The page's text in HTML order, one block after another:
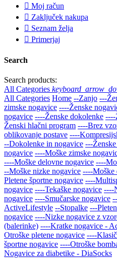
 Moj račun
 Zaključek nakupa
 Seznam želja
 Primerjaj
Search
Search products:
All Categories
All Categories Home --Zanjo ---
zimske nogavice ----Ženske
nogavice ----Ženske dokolenke ----
Ženski hlačni program ----Brez
oblikovanje postave ----
--Dokolenke in nogavice ---
nogavice ----Moške zimske
----Moške delovne nogavice ----
--Moške nizke nogavice ----Moške
Pletene športne nogavice ----
nogavice ----Tekaške nogavice ----
nogavice ----Smučarske nogavice
ActiveLifestyle --Stopalke ---
nogavice ----Nizke nogavice z
(balerinke) ----Kratke nogavice -
Otroške pletene nogavice ----
športne nogavice ----Otroške
Nogavice za diabetike - DiaSocks